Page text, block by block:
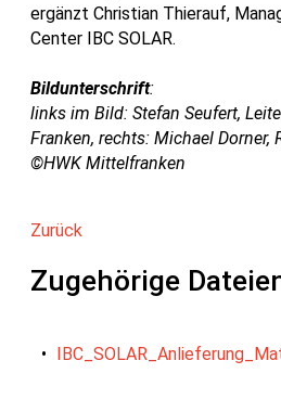
ergänzt Christian Thierauf,
Center IBC SOLAR.
Bildunterschrift:
links im Bild: Stefan Seufert,
Franken, rechts: Michael Dorner,
©HWK Mittelfranken
Zurück
Zugehörige